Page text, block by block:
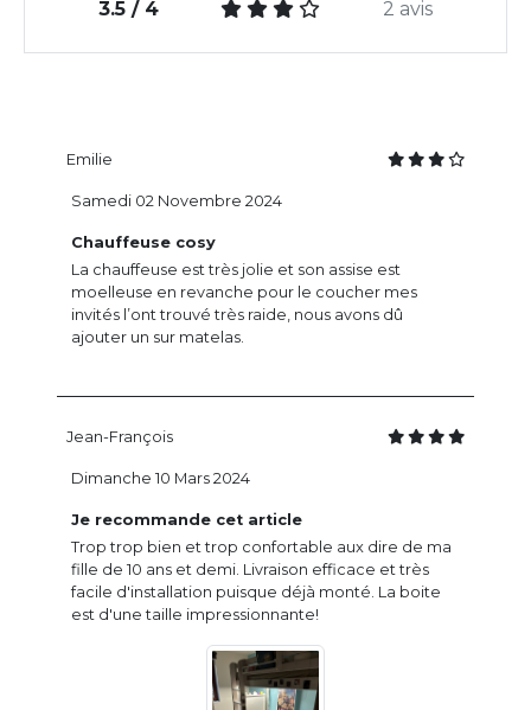
3.5 / 4 2 avis
Emilie
Chauffeuse cosy
La chauffeuse est très jolie et son assise est
moelleuse en revanche pour le coucher mes
invités l’ont trouvé très raide, nous avons dû
ajouter un sur matelas.
Samedi 02 Novembre 2024
Jean-François
Je recommande cet article
Trop trop bien et trop confortable aux dire de ma
fille de 10 ans et demi. Livraison efficace et très
facile d'installation puisque déjà monté. La boite
est d'une taille impressionnante!
Dimanche 10 Mars 2024